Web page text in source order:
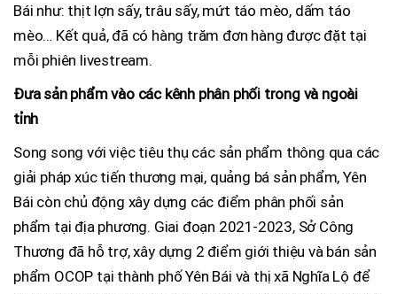
Bái như: thịt lợn sấy, trâu sấy, mứt táo mèo, dấm táo
mèo… Kết quả, đã có hàng trăm đơn hàng được đặt tại
mỗi phiên livestream.
Đưa sản phẩm vào các kênh phân phối trong và ngoài
tỉnh
Song song với việc tiêu thụ các sản phẩm thông qua các
giải pháp xúc tiến thương mại, quảng bá sản phẩm, Yên
Bái còn chủ động xây dựng các điểm phân phối sản
phẩm tại địa phương. Giai đoạn 2021-2023, Sở Công
Thương đã hỗ trợ, xây dựng 2 điểm giới thiệu và bán sản
phẩm OCOP tại thành phố Yên Bái và thị xã Nghĩa Lộ để